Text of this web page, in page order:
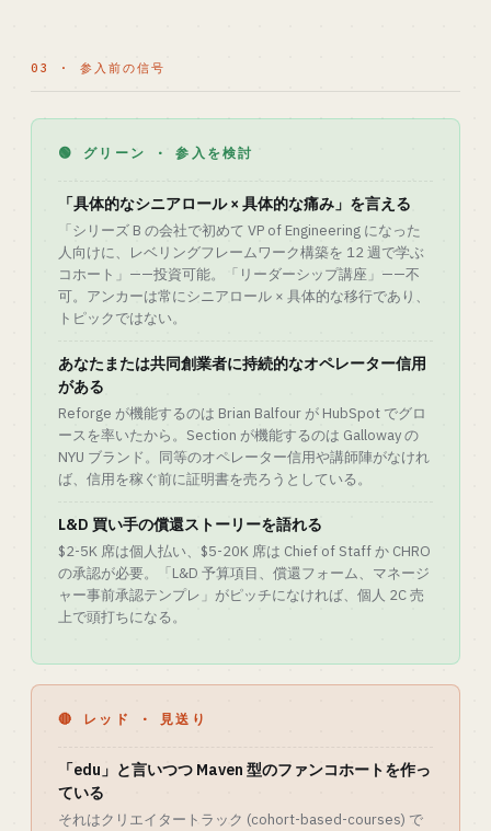
03 · 参入前の信号
🟢 グリーン · 参入を検討
「具体的なシニアロール × 具体的な痛み」を言える
「シリーズ B の会社で初めて VP of Engineering になった
人向けに、レベリングフレームワーク構築を 12 週で学ぶ
コホート」——投資可能。「リーダーシップ講座」——不
可。アンカーは常にシニアロール × 具体的な移行であり、
トピックではない。
あなたまたは共同創業者に持続的なオペレーター信用
がある
Reforge が機能するのは Brian Balfour が HubSpot でグロ
ースを率いたから。Section が機能するのは Galloway の
NYU ブランド。同等のオペレーター信用や講師陣がなけれ
ば、信用を稼ぐ前に証明書を売ろうとしている。
L&D 買い手の償還ストーリーを語れる
$2-5K 席は個人払い、$5-20K 席は Chief of Staff か CHRO
の承認が必要。「L&D 予算項目、償還フォーム、マネージ
ャー事前承認テンプレ」がピッチになければ、個人 2C 売
上で頭打ちになる。
🔴 レッド · 見送り
「edu」と言いつつ Maven 型のファンコホートを作っ
ている
それはクリエイタートラック (cohort-based-courses) で